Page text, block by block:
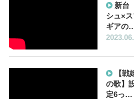
新台
シュ×
ギアの
【
の歌】
定6っ…